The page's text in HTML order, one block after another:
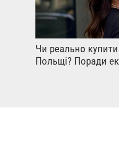
Чи реально
Польщі? Поради